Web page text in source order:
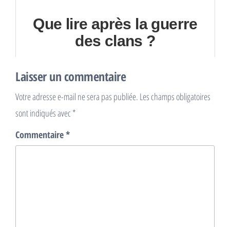
Que lire après la guerre
des clans ?
Laisser un commentaire
Votre adresse e-mail ne sera pas publiée. Les champs obligatoires
sont indiqués avec *
Commentaire*